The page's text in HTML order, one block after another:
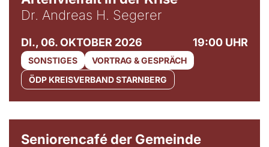
Dr. Andreas H. Segerer
DI., 06. OKTOBER 2026 19:00 UHR
SONSTIGES
VORTRAG & GESPRÄCH
ÖDP KREISVERBAND STARNBERG
Seniorencafé der Gemeinde